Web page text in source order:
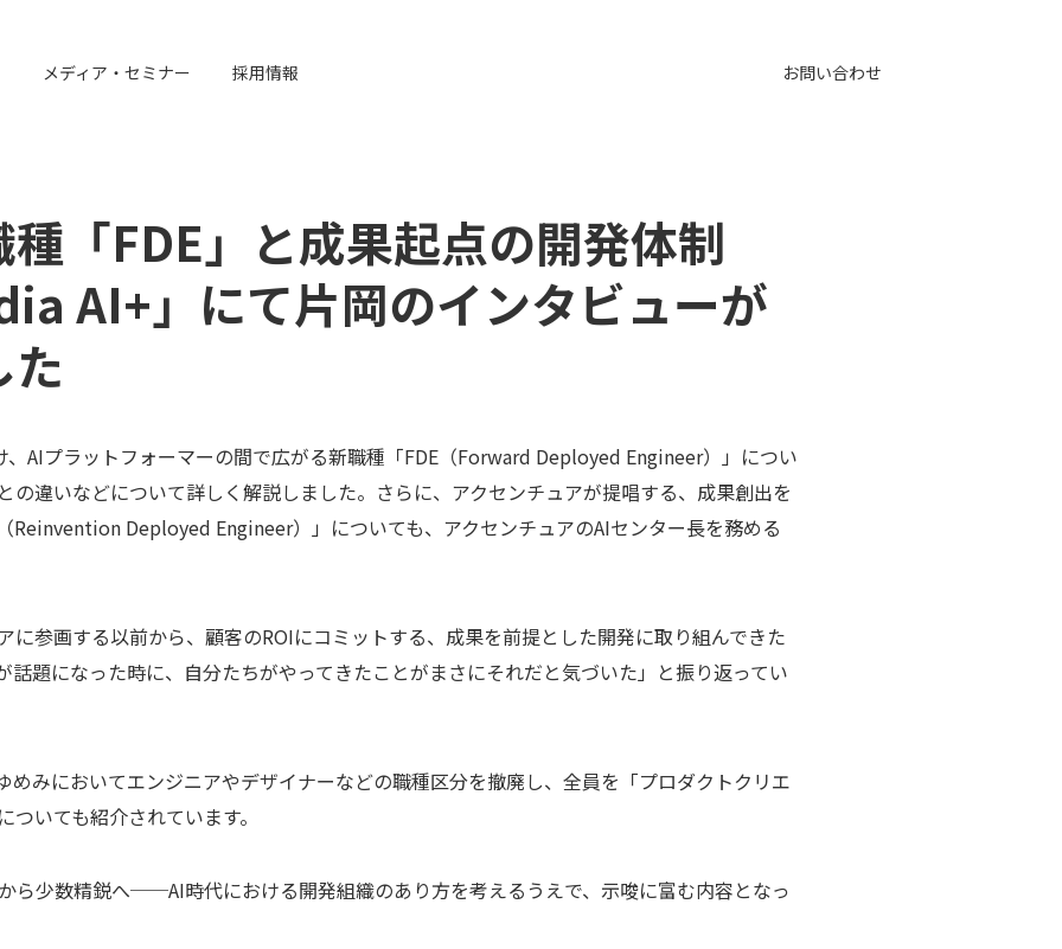
メディア・セミナー 採用情報 お問い合わせ
「FDE」と成果起点の開発体制
AI+」にて片岡のインタビューが
AIプラットフォーマーの間で広がる新職種「FDE（Forward Deployed Engineer）」につい
の違いなどについて詳しく解説しました。さらに、アクセンチュアが提唱する、成果創出を
Reinvention Deployed Engineer）」についても、アクセンチュアのAIセンター長を務める
に参画する以前から、顧客のROIにコミットする、成果を前提とした開発に取り組んできた
話題になった時に、自分たちがやってきたことがまさにそれだと気づいた」と振り返ってい
めみにおいてエンジニアやデザイナーなどの職種区分を撤廃し、全員を「プロダクトクリエ
いても紹介されています。
ら少数精鋭へ──AI時代における開発組織のあり方を考えるうえで、示唆に富む内容となっ